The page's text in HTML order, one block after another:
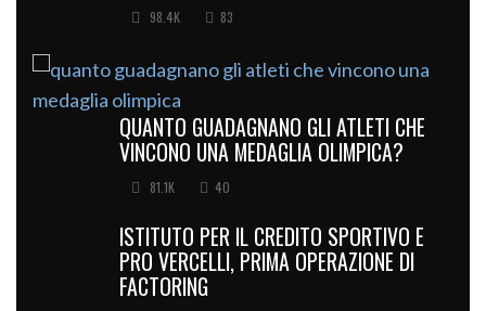
98.4K 83
QUANTO GUADAGNANO GLI ATLETI CHE
VINCONO UNA MEDAGLIA OLIMPICA?
81.1K 40
ISTITUTO PER IL CREDITO SPORTIVO E
PRO VERCELLI, PRIMA OPERAZIONE DI
FACTORING